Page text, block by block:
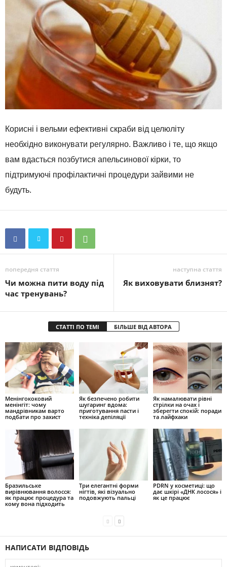
Корисні і вельми ефективні скраби від целюліту
необхідно виконувати регулярно. Важливо і те, що якщо
вам вдасться позбутися апельсинової кірки, то
підтримуючі профілактичні процедури зайвими не
будуть.
попередня стаття
Чи можна пити воду під
час тренувань?
наступна стаття
Як виховувати близнят?
СТАТТІ ПО ТЕМІ БІЛЬШЕ ВІД АВТОРА
Менінгококовий
менінгіт: чому
мандрівникам варто
подбати про захист
Як безпечено робити
шугаринг вдома:
приготування пасти і
техніка депіляції
Як намалювати рівні
стрілки на очах і
зберегти спокій: поради
та лайфхаки
Бразильське
вирівнювання волосся:
як працює процедура та
кому вона підходить
Три елегантні форми
нігтів, які візуально
подовжують пальці
PDRN у косметиці: що
дає шкірі «ДНК лосося» і
як це працює
НАПИСАТИ ВІДПОВІДЬ